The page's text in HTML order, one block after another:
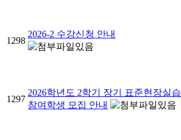
1298
2026-2 수강신청 안내
1297
2026학년도 2학기 장기 표준현장실습
참여학생 모집 안내